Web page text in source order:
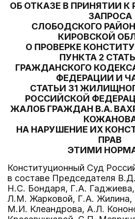
ОБ ОТКАЗЕ В ПРИНЯТИИ
ЗАПРОСА
СЛОБОДСКОГО
КИРОВСКОЙ
О ПРОВЕРКЕ
ПУНКТА 2
ГРАЖДАНСКОГО
ФЕДЕРАЦИИ И
СТАТЬИ 31
РОССИЙСКОЙ
ЖАЛОБ ГРАЖДАН В.А.
НА НАРУШЕНИЕ ИХ
ПРАВ
ЭТИМИ
Конституционный Суд
в составе Председателя
Н.С. Бондаря, Г.А.
Л.М. Жарковой, Г.А. Жилина,
М.И. Клеандрова, А.Л.